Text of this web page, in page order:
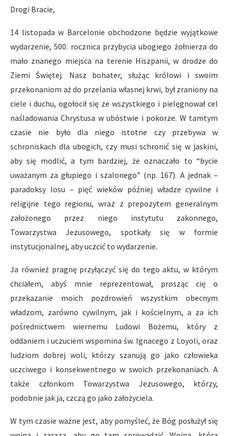
Drogi Bracie,
14 listopada w Barcelonie obchodzone będzie wyjątkowe
wydarzenie, 500. rocznica przybycia ubogiego żołnierza do
mało znanego miejsca na terenie Hiszpanii, w drodze do
Ziemi Świętej. Nasz bohater, służąc królowi i swoim
przekonaniom aż do przelania własnej krwi, był zraniony na
ciele i duchu, ogołocił się ze wszystkiego i pielęgnował cel
naśladowania Chrystusa w ubóstwie i pokorze. W tamtym
czasie nie było dla niego istotne czy przebywa w
schroniskach dla ubogich, czy musi schronić się w jaskini,
aby się modlić, a tym bardziej, że oznaczało to “bycie
uważanym za głupiego i szalonego” (np. 167). A jednak –
paradoksy losu – pięć wieków później władze cywilne i
religijne tego regionu, wraz z prepozytem generalnym
założonego przez niego instytutu zakonnego,
Towarzystwa Jezusowego, spotkały się w formie
instytucjonalnej, aby uczcić to wydarzenie.
Ja również pragnę przyłączyć się do tego aktu, w którym
chciałem, abyś mnie reprezentował, prosząc cię o
przekazanie moich pozdrowień wszystkim obecnym
władzom, zarówno cywilnym, jak i kościelnym, a za ich
pośrednictwem wiernemu Ludowi Bożemu, który z
oddaniem i uczuciem wspomina św. Ignacego z Loyoli, oraz
ludziom dobrej woli, którzy szanują go jako człowieka
uczciwego i konsekwentnego w swoich przekonaniach. A
także członkom Towarzystwa Jezusowego, którzy,
podobnie jak ja, czczą go jako założyciela.
W tym czasie ważne jest, aby pomyśleć, że Bóg posłużył się